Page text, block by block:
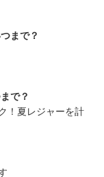
まで？
で？
！夏レジャーを計